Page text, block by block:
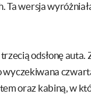
wersja
odsłonę auta.
wyczekiwana
oraz kabiną, w